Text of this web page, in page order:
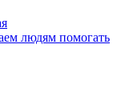
Страница
людям помогать